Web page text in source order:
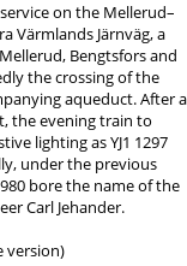
on the Mellerud–
Värmlands Järnväg, a
Bengtsfors and
the crossing of the
aqueduct. After a
the evening train to
lighting as YJ1 1297
under the previous
bore the name of the
Carl Jehander.
version)